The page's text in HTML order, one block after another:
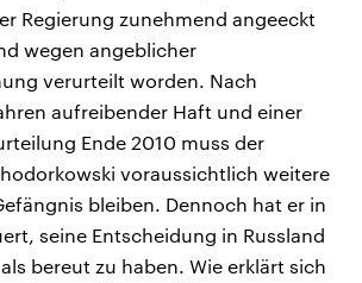
Regierung zunehmend angeeckt
wegen angeblicher
verurteilt worden. Nach
aufreibender Haft und einer
Ende 2010 muss der
voraussichtlich weitere
bleiben. Dennoch hat er in
seine Entscheidung in Russland
bereut zu haben. Wie erklärt sich